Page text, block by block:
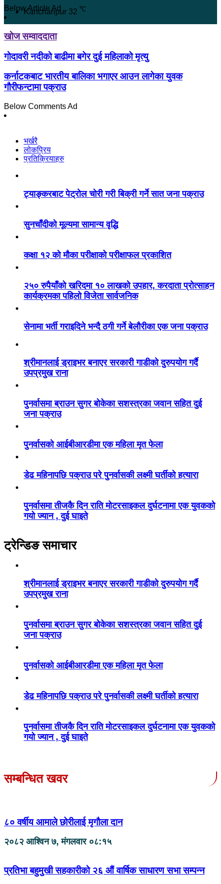
Kanchanpur 32 ℃
Below Article Ad
खोज सम्वाददाता
गोदावरी नदीको बाढीमा बगेर दुई महिलाको मृत्यु
कर्नाटकबाट भारतीय बालिका भगाएर आउन लागेका युवक
गौरीफन्टामा पक्राउ
Below Comments Ad
भर्खरै
लोकप्रिय
प्रतिक्रियाहरु
ट्याङ्करबाट पेट्रोल चोरी गरी बिक्री गर्ने सात जना पक्राउ
सुनचाँदीको मूल्यमा सामान्य वृद्धि
कक्षा १२ को मौका परीक्षाको परीक्षाफल प्रकाशित
२५० रुपैयाँको खरिदमा १० लाखको उपहार, करदाता प्रोत्साहन
कार्यक्रमका पहिलो विजेता सार्वजनिक
सेनामा भर्ती गराइदिने भन्दै ठगी गर्ने बेलौरीका एक जना पक्राउ
श्रीमानलाई ड्राइभर बनाएर सरकारी गाडीको दुरुपयोग गर्दै
उपप्रमुख राना
पुनर्वासमा ब्राउन सुगर बोकेका सशस्त्रका जवान सहित दुई
जना पक्राउ
पुनर्वासको आईबीआरडीमा एक महिला मृत फेला
डेढ महिनापछि पक्राउ परे पुनर्वासकी लक्ष्मी घर्तीको हत्यारा
पुनर्वासमा तीजकै दिन राति मोटरसाइकल दुर्घटनामा एक युवकको
गयो ज्यान , दुई घाइते
ट्रेन्डिङ समाचार
श्रीमानलाई ड्राइभर बनाएर सरकारी गाडीको दुरुपयोग गर्दै
उपप्रमुख राना
पुनर्वासमा ब्राउन सुगर बोकेका सशस्त्रका जवान सहित दुई
जना पक्राउ
पुनर्वासको आईबीआरडीमा एक महिला मृत फेला
डेढ महिनापछि पक्राउ परे पुनर्वासकी लक्ष्मी घर्तीको हत्यारा
पुनर्वासमा तीजकै दिन राति मोटरसाइकल दुर्घटनामा एक युवकको
गयो ज्यान , दुई घाइते
सम्बन्धित खवर
८० वर्षीय आमाले छोरीलाई मृगौला दान
२०८२ आश्विन ७, मंगलवार ०८:१५
प्रतिभा बहुमुखी सहकारीको २६ औं वार्षिक साधारण सभा सम्पन्न